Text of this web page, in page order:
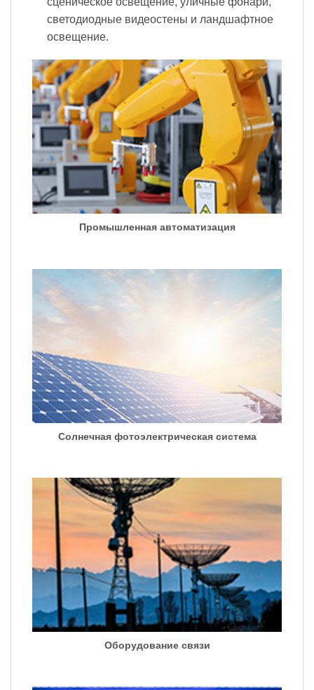
светодиодные видеостены и ландшафтное
освещение.
Промышленная автоматизация
Солнечная фотоэлектрическая система
Оборудование связи